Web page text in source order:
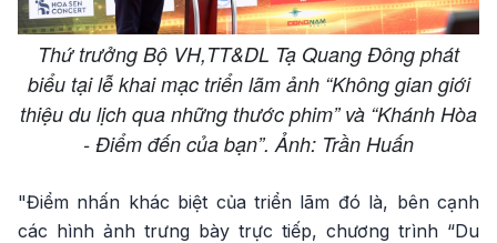
Thứ trưởng Bộ VH,TT&DL Tạ Quang Đông phát
biểu tại lễ khai mạc triển lãm ảnh “Không gian giới
thiệu du lịch qua những thước phim” và “Khánh Hòa
- Điểm đến của bạn”. Ảnh: Trần Huấn
"Điểm nhấn khác biệt của triển lãm đó là, bên cạnh
các hình ảnh trưng bày trực tiếp, chương trình “Du